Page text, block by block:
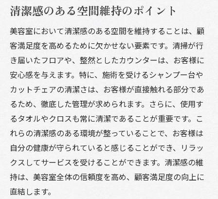
清潔感のある空間維持のポイント
美容室において清潔感のある空間を維持することは、顧
客満足度を高めるために欠かせない要素です。清掃が行
き届いたフロアや、整然としたカウンターは、お客様に
安心感を与えます。特に、施術を受けるシャンプー台や
カットチェアの清潔さは、お客様が直接触れる部分であ
るため、徹底した管理が求められます。さらに、使用す
るタオルやクロスも常に清潔であることが重要です。こ
れらの清潔感のある環境が整っていることで、お客様は
自分の健康が守られていると感じることができ、リラッ
クスしてサービスを受けることができます。清潔感の維
持は、美容室全体の信頼度を高め、顧客満足度の向上に
直結します。